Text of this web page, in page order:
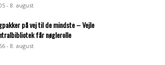
- 8. august
på vej til de mindste – Vejle
får nøglerolle
- 8. august